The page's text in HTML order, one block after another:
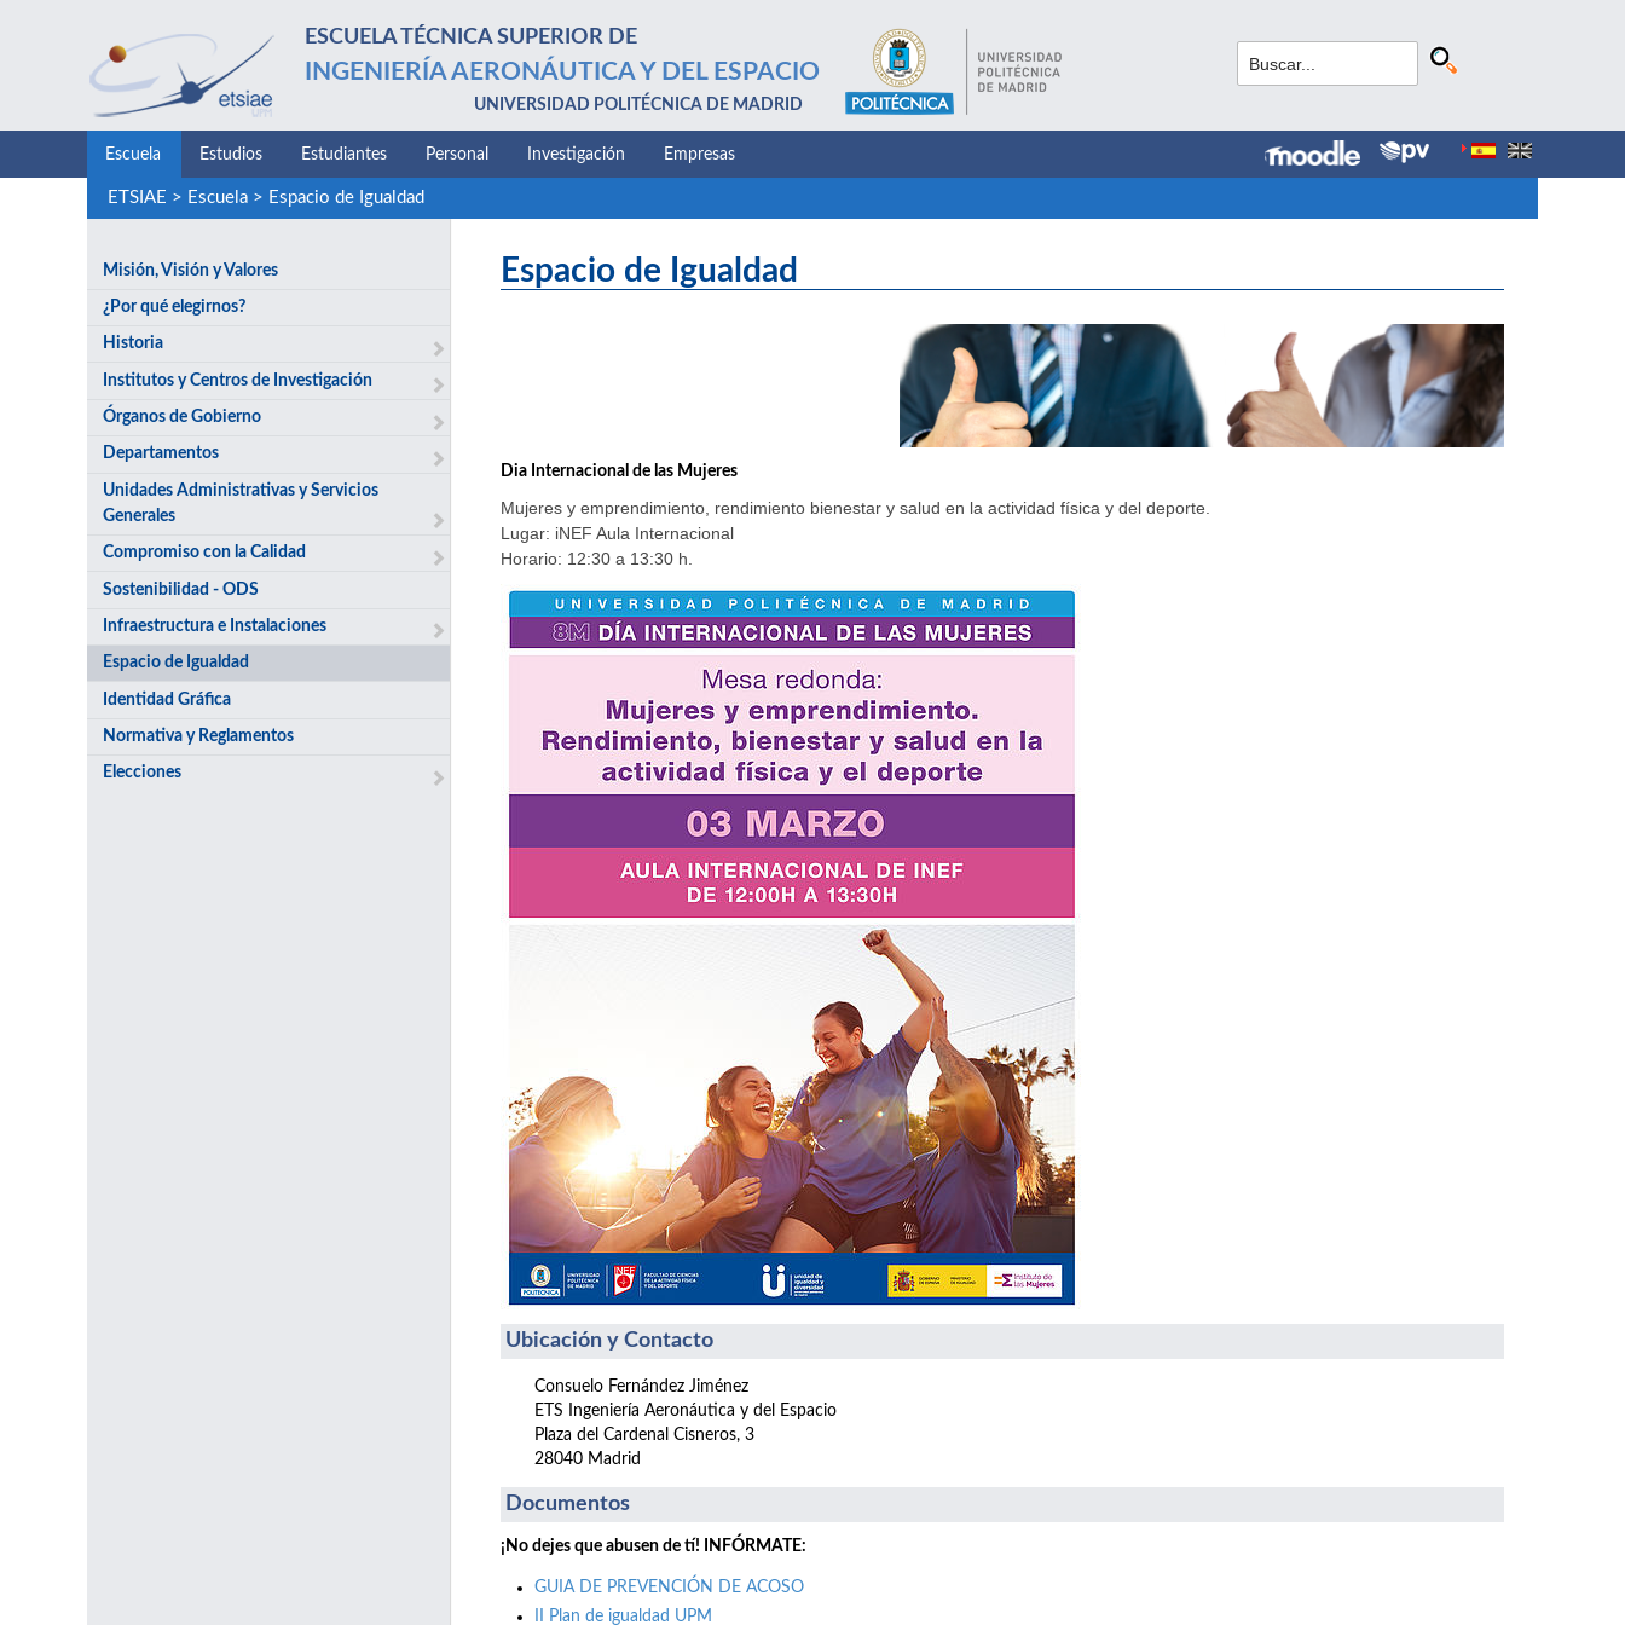
ESCUELA TÉCNICA SUPERIOR DE
INGENIERÍA AERONÁUTICA Y DEL ESPACIO
UNIVERSIDAD POLITÉCNICA DE MADRID
Escuela Estudios Estudiantes Personal Investigación Empresas
ETSIAE > Escuela> Espacio de Igualdad
Misión, Visión y Valores
¿Por qué elegirnos?
Historia
Institutos y Centros de Investigación
Órganos de Gobierno
Departamentos
Unidades Administrativas y Servicios
Generales
Compromiso con la Calidad
Sostenibilidad - ODS
Infraestructura e Instalaciones
Espacio de Igualdad
Identidad Gráfica
Normativa y Reglamentos
Elecciones
Espacio de Igualdad
Dia Internacional de las Mujeres
Mujeres y emprendimiento, rendimiento bienestar y salud en la actividad física y del deporte.
Lugar: iNEF Aula Internacional
Horario: 12:30 a 13:30 h.
Ubicación y Contacto
Consuelo Fernández Jiménez
ETS Ingeniería Aeronáutica y del Espacio
Plaza del Cardenal Cisneros, 3
28040 Madrid
Documentos
¡No dejes que abusen de tí! INFÓRMATE:
GUIA DE PREVENCIÓN DE ACOSO
II Plan de igualdad UPM